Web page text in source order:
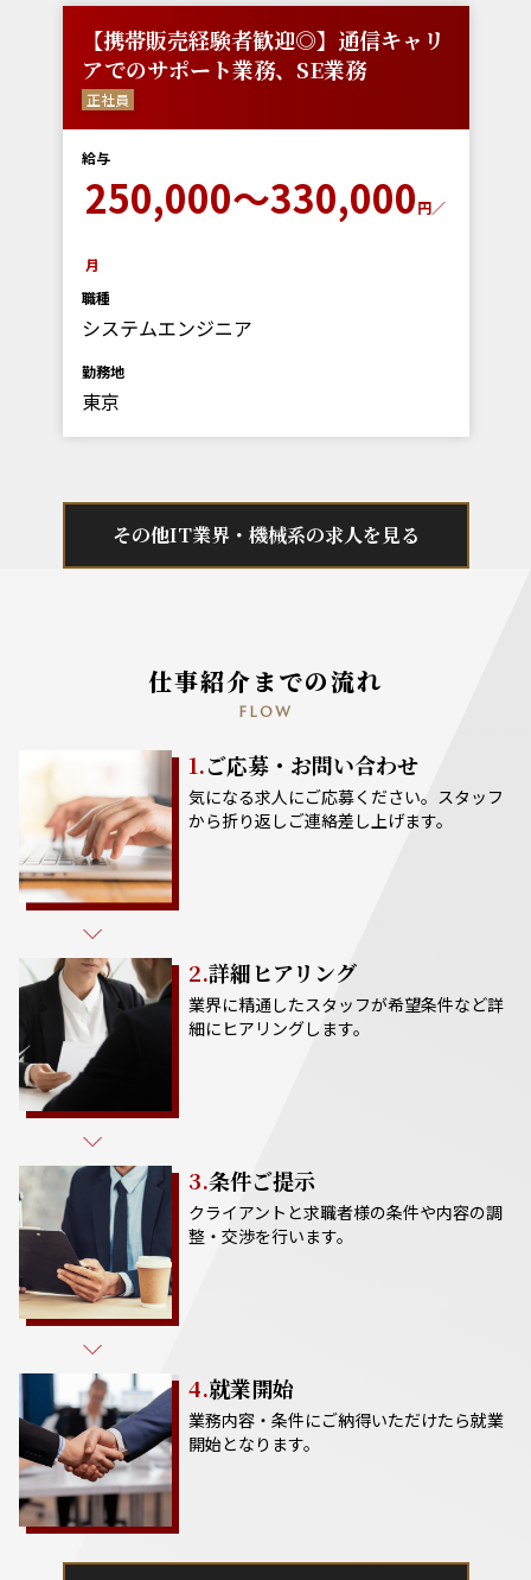
【携帯販売経験者歓迎◎】通信キャリ
アでのサポート業務、SE業務
正社員
給与
250,000～330,000円／
月
職種
システムエンジニア
勤務地
東京
その他IT業界・機械系の求人を見る
仕事紹介までの流れ
FLOW
1.ご応募・お問い合わせ
気になる求人にご応募ください。スタッフ
から折り返しご連絡差し上げます。
2.詳細ヒアリング
業界に精通したスタッフが希望条件など詳
細にヒアリングします。
3.条件ご提示
クライアントと求職者様の条件や内容の調
整・交渉を行います。
4.就業開始
業務内容・条件にご納得いただけたら就業
開始となります。